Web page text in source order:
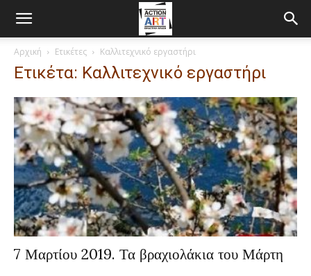
Αρχική Ετικέτες Καλλιτεχνικό εργαστήρι
Ετικέτα: Καλλιτεχνικό εργαστήρι
7 Μαρτίου 2019. Τα βραχιολάκια του Μάρτη